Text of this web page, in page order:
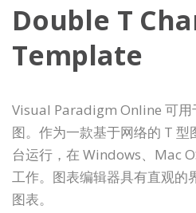
Double T
Template
Visual Paradigm Online 可用
图。作为一款基于网络的 T
台运行，在 Windows、Mac
工作。图表编辑器具有直观的
图表。